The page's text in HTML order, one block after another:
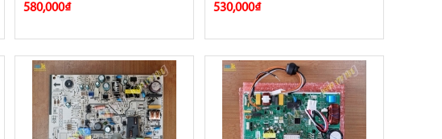
580,000₫ 530,000₫